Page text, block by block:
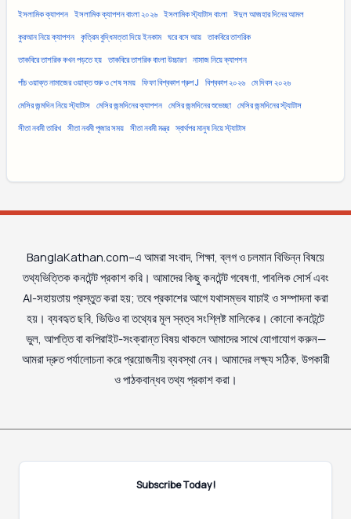
ইসলামিক ক্যাপশন ইসলামিক ক্যাপশন বাংলা ২০২৬ ইসলামিক স্ট্যাটাস বাংলা ঈদুল আজহার দিনের আমল
কুরআন নিয়ে ক্যাপশন কৃত্রিম বুদ্ধিমত্তা দিয়ে ইনকাম ঘরে বসে আয় তাকবিরে তাশরিক
তাকবিরে তাশরিক কখন পড়তে হয় তাকবিরে তাশরিক বাংলা উচ্চারণ নামাজ নিয়ে ক্যাপশন
পাঁচ ওয়াক্ত নামাজের ওয়াক্ত শুরু ও শেষ সময় ফিফা বিশ্বকাপ গ্রুপ J বিশ্বকাপ ২০২৬ মে দিবস ২০২৬
মেসির জন্মদিন নিয়ে স্ট্যাটাস মেসির জন্মদিনের ক্যাপশন মেসির জন্মদিনের শুভেচ্ছা মেসির জন্মদিনের স্ট্যাটাস
সীতা নবমী তারিখ সীতা নবমী পূজার সময় সীতা নবমী মন্ত্র স্বার্থপর মানুষ নিয়ে স্ট্যাটাস
BanglaKathan.com–এ আমরা সংবাদ, শিক্ষা, ব্লগ ও চলমান বিভিন্ন বিষয়ে
তথ্যভিত্তিক কনটেন্ট প্রকাশ করি। আমাদের কিছু কনটেন্ট গবেষণা, পাবলিক সোর্স এবং
AI-সহায়তায় প্রস্তুত করা হয়; তবে প্রকাশের আগে যথাসম্ভব যাচাই ও সম্পাদনা করা
হয়। ব্যবহৃত ছবি, ভিডিও বা তথ্যের মূল স্বত্ব সংশ্লিষ্ট মালিকের। কোনো কনটেন্টে
ভুল, আপত্তি বা কপিরাইট-সংক্রান্ত বিষয় থাকলে আমাদের সাথে যোগাযোগ করুন—
আমরা দ্রুত পর্যালোচনা করে প্রয়োজনীয় ব্যবস্থা নেব। আমাদের লক্ষ্য সঠিক, উপকারী
ও পাঠকবান্ধব তথ্য প্রকাশ করা।
Subscribe Today!